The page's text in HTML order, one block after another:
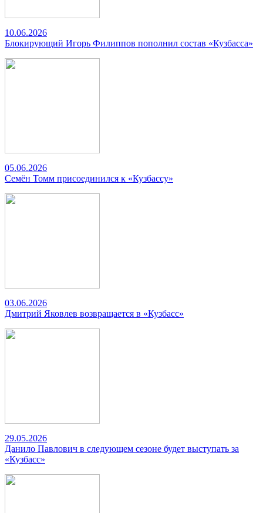
10.06.2026
Блокирующий Игорь Филиппов пополнил состав «Кузбасса»
05.06.2026
Семён Томм присоединился к «Кузбассу»
03.06.2026
Дмитрий Яковлев возвращается в «Кузбасс»
29.05.2026
Данило Павлович в следующем сезоне будет выступать за
«Кузбасс»